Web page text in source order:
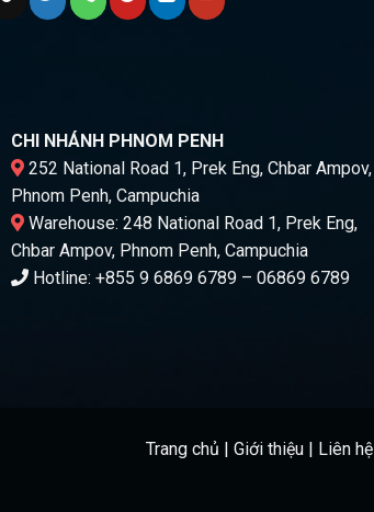
CHI NHÁNH PHNOM PENH
252 National Road 1, Prek Eng, Chbar Ampov,
Phnom Penh, Campuchia
Warehouse: 248 National Road 1, Prek Eng,
Chbar Ampov, Phnom Penh, Campuchia
Hotline: +855 9 6869 6789 – 06869 6789
Trang chủ | Giới thiệu | Liên hệ